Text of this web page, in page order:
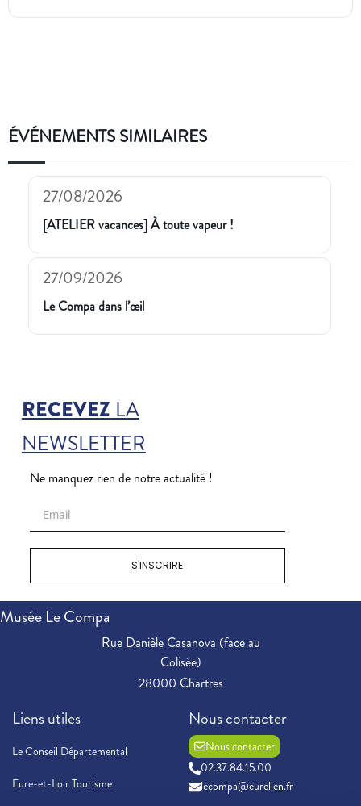
ÉVÉNEMENTS SIMILAIRES
27/08/2026
[ATELIER vacances] À toute vapeur !
27/09/2026
Le Compa dans l’œil
RECEVEZ LA
NEWSLETTER
Ne manquez rien de notre actualité !
S'INSCRIRE
Musée Le Compa
Rue Danièle Casanova (face au
Colisée)
28000 Chartres
Liens utiles Nous contacter
Le Conseil Départemental
Eure-et-Loir Tourisme
Nous contacter
02.37.84.15.00
lecompa@eurelien.fr